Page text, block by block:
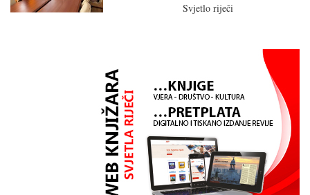
Svjetlo riječi